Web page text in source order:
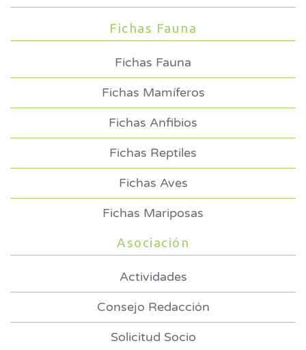
Fichas Fauna
Fichas Fauna
Fichas Mamíferos
Fichas Anfibios
Fichas Reptiles
Fichas Aves
Fichas Mariposas
Asociación
Actividades
Consejo Redacción
Solicitud Socio